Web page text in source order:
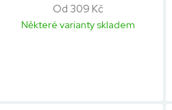
Od 309 Kč
Některé varianty skladem